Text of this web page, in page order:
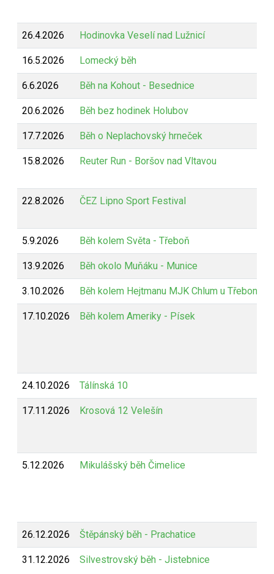
26.4.2026 Hodinovka Veselí nad Lužnicí
16.5.2026 Lomecký běh
6.6.2026 Běh na Kohout - Besednice
20.6.2026 Běh bez hodinek Holubov
17.7.2026 Běh o Neplachovský hrneček
15.8.2026 Reuter Run - Boršov nad Vltavou
22.8.2026 ČEZ Lipno Sport Festival
5.9.2026 Běh kolem Světa - Třeboň
13.9.2026 Běh okolo Muňáku - Munice
3.10.2026 Běh kolem Hejtmanu MJK Chlum u Třeboně
17.10.2026 Běh kolem Ameriky - Písek
24.10.2026 Tálínská 10
17.11.2026 Krosová 12 Velešín
5.12.2026 Mikulášský běh Čimelice
26.12.2026 Štěpánský běh - Prachatice
31.12.2026 Silvestrovský běh - Jistebnice